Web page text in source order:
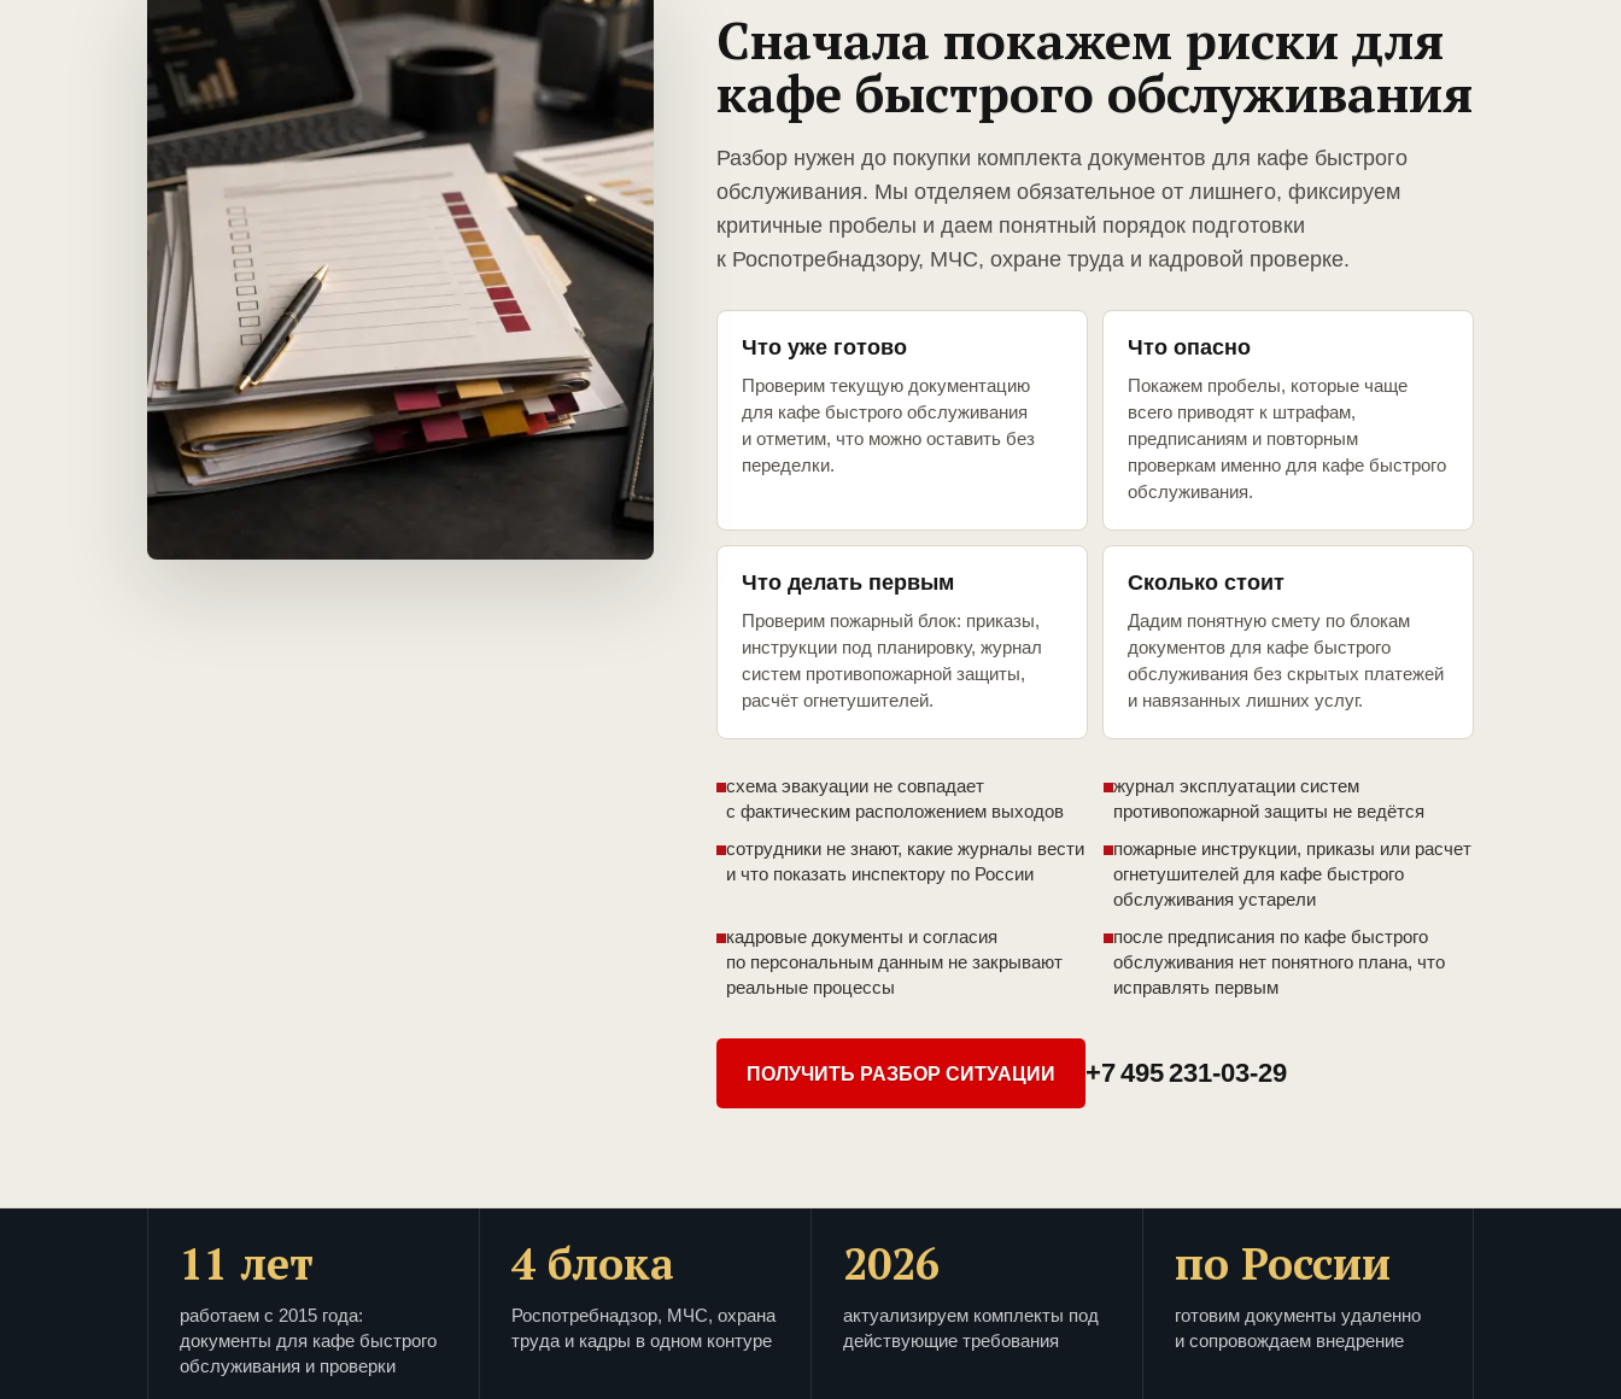
Сначала покажем риски для
кафе быстрого обслуживания
Разбор нужен до покупки комплекта документов для кафе быстрого
обслуживания. Мы отделяем обязательное от лишнего, фиксируем
критичные пробелы и даем понятный порядок подготовки
к Роспотребнадзору, МЧС, охране труда и кадровой проверке.
Что уже готово
Проверим текущую документацию
для кафе быстрого обслуживания
и отметим, что можно оставить без
переделки.
Что опасно
Покажем пробелы, которые чаще
всего приводят к штрафам,
предписаниям и повторным
проверкам именно для кафе быстрого
обслуживания.
Что делать первым
Проверим пожарный блок: приказы,
инструкции под планировку, журнал
систем противопожарной защиты,
расчёт огнетушителей.
Сколько стоит
Дадим понятную смету по блокам
документов для кафе быстрого
обслуживания без скрытых платежей
и навязанных лишних услуг.
схема эвакуации не совпадает
с фактическим расположением выходов
журнал эксплуатации систем
противопожарной защиты не ведётся
сотрудники не знают, какие журналы вести
и что показать инспектору по России
пожарные инструкции, приказы или расчет
огнетушителей для кафе быстрого
обслуживания устарели
кадровые документы и согласия
по персональным данным не закрывают
реальные процессы
после предписания по кафе быстрого
обслуживания нет понятного плана, что
исправлять первым
ПОЛУЧИТЬ РАЗБОР СИТУАЦИИ +7 495 231-03-29
11 лет
работаем с 2015 года:
документы для кафе быстрого
обслуживания и проверки
4 блока
Роспотребнадзор, МЧС, охрана
труда и кадры в одном контуре
2026
актуализируем комплекты под
действующие требования
по России
готовим документы удаленно
и сопровождаем внедрение